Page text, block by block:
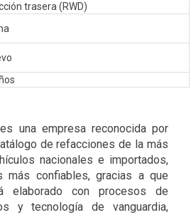
trasera (RWD)
una empresa reconocida por
de refacciones de la más
nacionales e importados,
más confiables, gracias a que
elaborado con procesos de
y tecnología de vanguardia,